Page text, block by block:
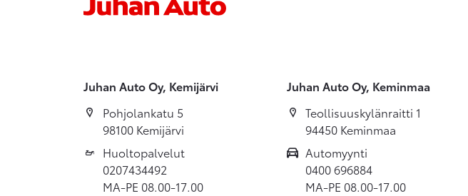
Juhan Auto Oy, Kemijärvi
Pohjolankatu 5
98100 Kemijärvi
Huoltopalvelut
0207434492
MA-PE 08.00-17.00
Juhan Auto Oy, Keminmaa
Teollisuuskylänraitti 1
94450 Keminmaa
Automyynti
0400 696884
MA-PE 08.00-17.00